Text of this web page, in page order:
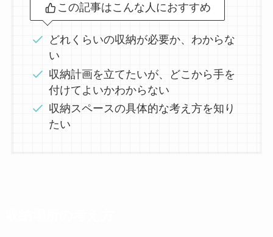
この記事はこんな人におすすめ
どれくらいの収納が必要か、わからな
い
収納計画を立てたいが、どこから手を
付けてよいかわからない
収納スペースの具体的な考え方を知り
たい